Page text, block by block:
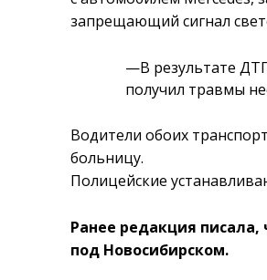
запрещающий сигнал
—В результате
получил травмы
Водители обоих
больницу.
Полицейские
Ранее редакция
под Новосибирском.